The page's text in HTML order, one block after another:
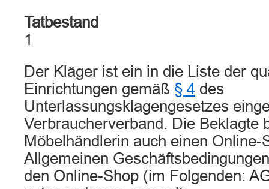
Tatbestand
1
Der Kläger ist ein in die Liste der
Einrichtungen gemäß § 4 des
Unterlassungsklagengesetzes
Verbraucherverband. Die Beklagte
Möbelhändlerin auch einen Online-
Allgemeinen
den Online-Shop (im Folgenden: